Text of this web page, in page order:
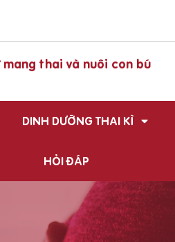
thai và nuôi con bú
DINH DƯỠNG THAI KÌ
HỎI ĐÁP